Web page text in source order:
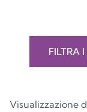
FILTRA
Visualizzazione